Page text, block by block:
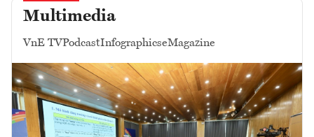
Multimedia
VnE TVPodcastInfographicseMagazine